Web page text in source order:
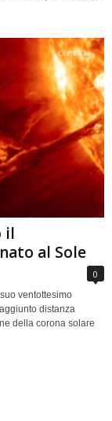
il
al Sole
0
ventottesimo
distanza
della corona solare